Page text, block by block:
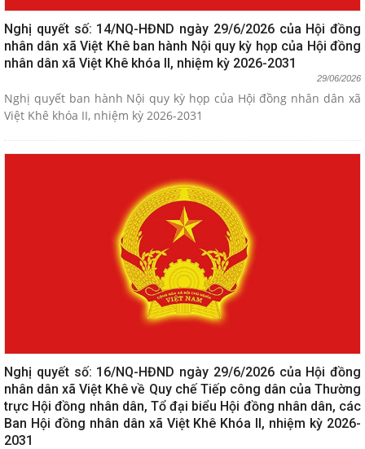
Nghị quyết số: 14/NQ-HĐND ngày 29/6/2026 của Hội đồng
nhân dân xã Việt Khê ban hành Nội quy kỳ họp của Hội đồng
nhân dân xã Việt Khê khóa II, nhiệm kỳ 2026-2031
29/06/2026
Nghị quyết ban hành Nội quy kỳ họp của Hội đồng nhân dân xã
Việt Khê khóa II, nhiệm kỳ 2026-2031
Nghị quyết số: 16/NQ-HĐND ngày 29/6/2026 của Hội đồng
nhân dân xã Việt Khê về Quy chế Tiếp công dân của Thường
trực Hội đồng nhân dân, Tổ đại biểu Hội đồng nhân dân, các
Ban Hội đồng nhân dân xã Việt Khê Khóa II, nhiệm kỳ 2026-
2031